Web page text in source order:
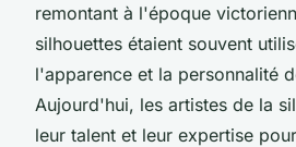
remontant à l'époque
silhouettes étaient souvent
l'apparence et la personnalité
Aujourd'hui, les artistes de la
leur talent et leur expertise